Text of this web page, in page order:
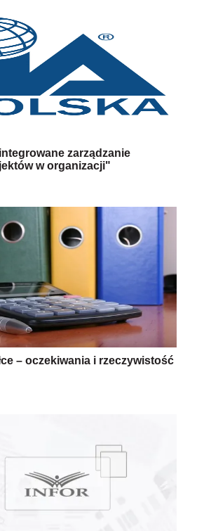
zarządzanie
w organizacji"
– oczekiwania i rzeczywistość